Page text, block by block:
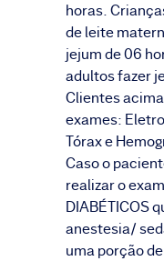
horas.
de leite
jejum de 06
adultos fazer
Clientes
exames:
Tórax e
Caso o
realizar o
DIABÉTICOS
anestesia/
uma porção